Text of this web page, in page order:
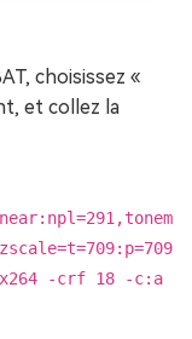
choisissez «
et collez la
-crf 18 -c:a